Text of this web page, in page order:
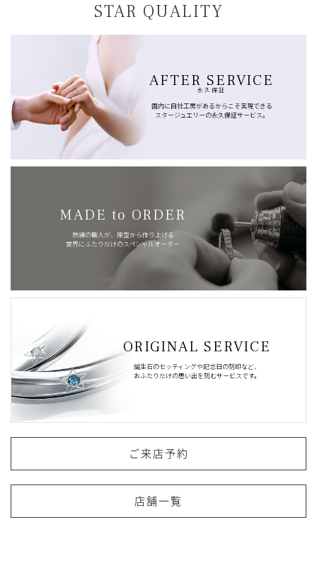
STAR QUALITY
AFTER SERVICE
永久保証
国内に自社工房があるからこそ実現できる
スタージュエリーの永久保証サービス。
MADE to ORDER
熟練の職人が、原型から作り上げる
世界にふたりだけのスペシャルオーダー
ORIGINAL SERVICE
誕生石のセッティングや記念日の刻印など、
おふたりだけの思い出を刻むサービスです。
ご来店予約
店舗一覧